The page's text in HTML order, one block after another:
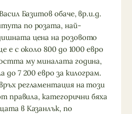
Базитов обаче, вр.и.д.
по розата, най-
цена на розовото
е с около 800 до 1000 евро
му миналата година,
до 7 200 евро за килограм.
регламентация на този
правила, категорични бяха
в Казанлък, по